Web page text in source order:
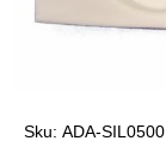
Sku: ADA-SIL0500